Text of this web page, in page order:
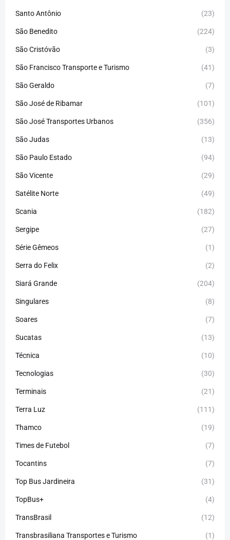
Santo Antônio (23)
São Benedito (224)
São Cristóvão (3)
São Francisco Transporte e Turismo (41)
São Geraldo (7)
São José de Ribamar (101)
São José Transportes Urbanos (356)
São Judas (13)
São Paulo Estado (94)
São Vicente (29)
Satélite Norte (49)
Scania (182)
Sergipe (27)
Série Gêmeos (1)
Serra do Felix (2)
Siará Grande (204)
Singulares (8)
Soares (7)
Sucatas (13)
Técnica (10)
Tecnologias (30)
Terminais (21)
Terra Luz (111)
Thamco (19)
Times de Futebol (7)
Tocantins (7)
Top Bus Jardineira (31)
TopBus+ (4)
TransBrasil (12)
Transbrasiliana Transportes e Turismo (1)